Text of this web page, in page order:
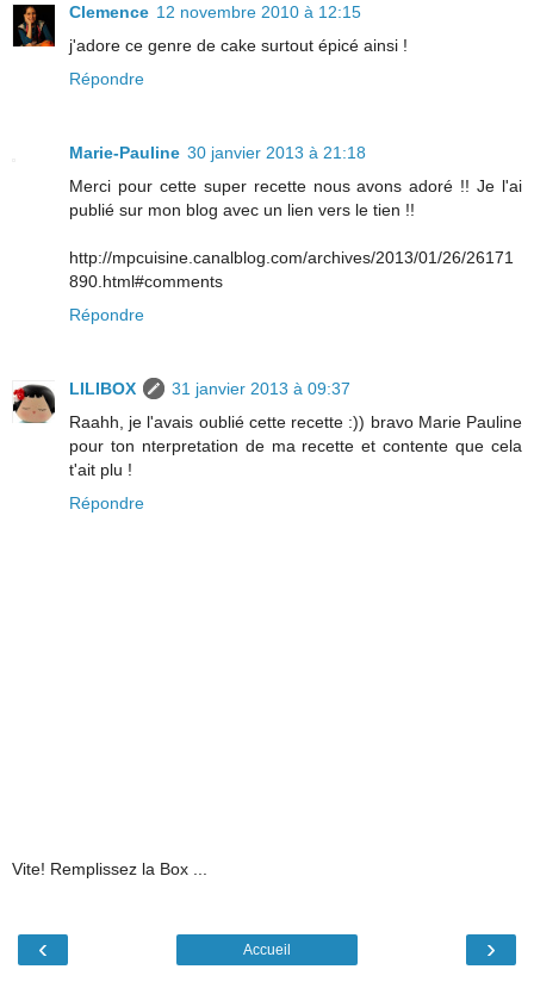
Clemence 12 novembre 2010 à 12:15
j'adore ce genre de cake surtout épicé ainsi !
Répondre
Marie-Pauline 30 janvier 2013 à 21:18
Merci pour cette super recette nous avons adoré !! Je l'ai
publié sur mon blog avec un lien vers le tien !!
http://mpcuisine.canalblog.com/archives/2013/01/26/26171
890.html#comments
Répondre
LILIBOX
31 janvier 2013 à 09:37
Raahh, je l'avais oublié cette recette :)) bravo Marie Pauline
pour ton nterpretation de ma recette et contente que cela
t'ait plu !
Répondre
Vite! Remplissez la Box ...
‹ ›
Accueil